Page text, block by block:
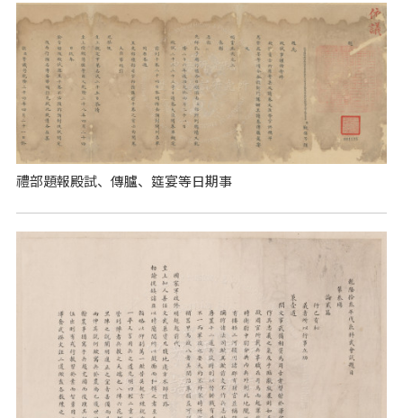
禮部題報殿試、傳臚、筵宴等日期事